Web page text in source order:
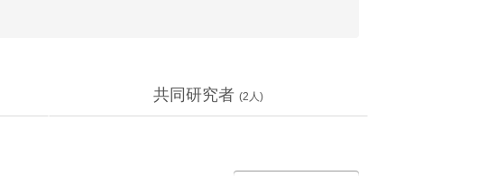
共同研究者 (2 人)